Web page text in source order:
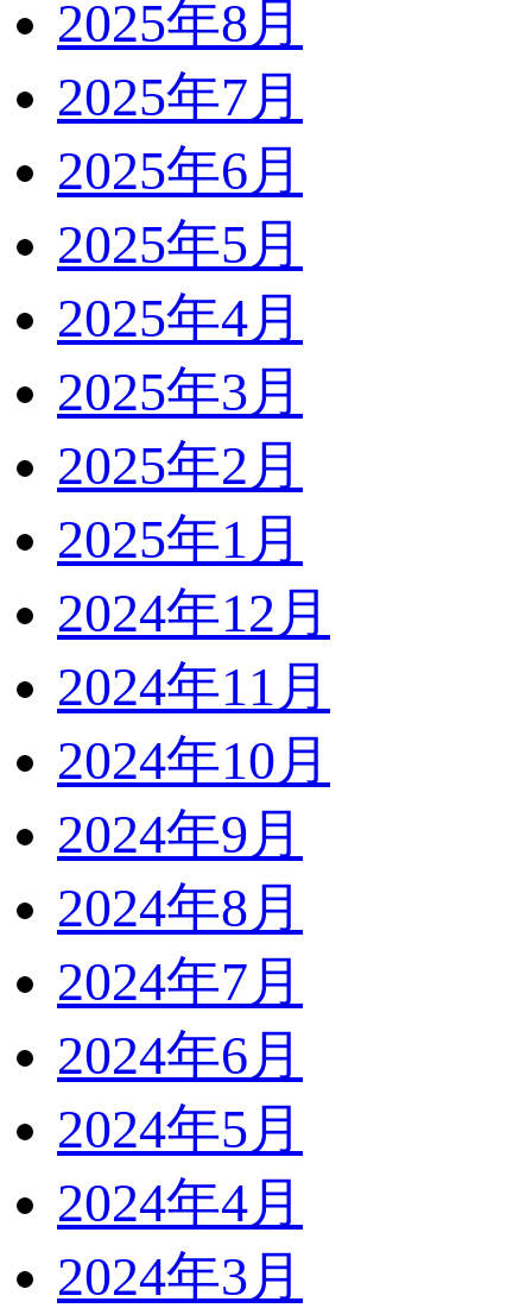
2025年8月
2025年7月
2025年6月
2025年5月
2025年4月
2025年3月
2025年2月
2025年1月
2024年12月
2024年11月
2024年10月
2024年9月
2024年8月
2024年7月
2024年6月
2024年5月
2024年4月
2024年3月